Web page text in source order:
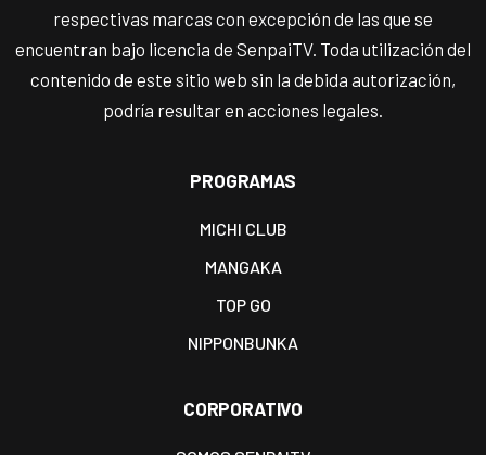
respectivas marcas con excepción de las que se
encuentran bajo licencia de SenpaiTV. Toda utilización del
contenido de este sitio web sin la debida autorización,
podría resultar en acciones legales.
PROGRAMAS
MICHI CLUB
MANGAKA
TOP GO
NIPPONBUNKA
CORPORATIVO